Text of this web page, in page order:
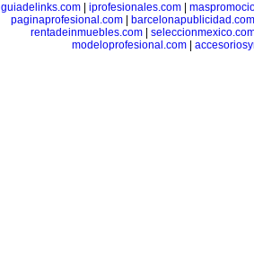
guiadelinks.com
iprofesionales.com
paginaprofesional.com|
barcelonapublicidad.com
rentadeinmuebles.com
modeloprofesional.com